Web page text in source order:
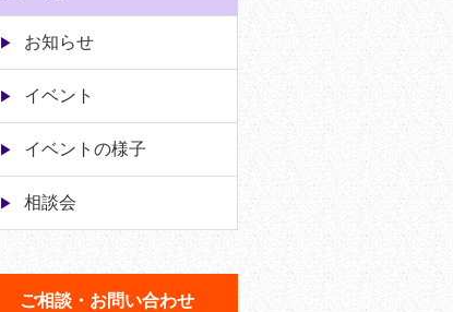
お知らせ
イベント
イベントの様子
相談会
ご相談・お問い合わせ